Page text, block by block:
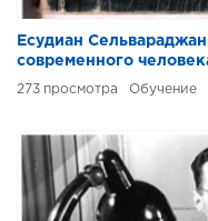
Есудиан
современного
273 Обучение